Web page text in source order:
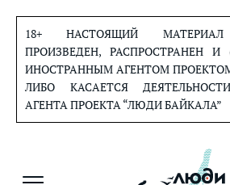
содержанию
18+ НАСТОЯЩИЙ
ПРОИЗВЕДЕН, РАСПРОСТРАНЕН
ИНОСТРАННЫМ АГЕНТОМ
ЛИБО КАСАЕТСЯ
АГЕНТА ПРОЕКТА “ЛЮДИ БАЙКАЛА”